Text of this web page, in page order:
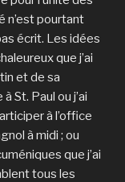
n’est pourtant
écrit. Les idées
que j’ai
et de sa
St. Paul ou j’ai
à l’office
à midi ; ou
que j’ai
tous les